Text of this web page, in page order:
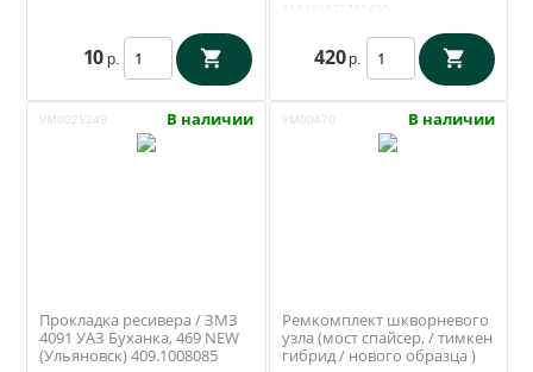
10 р. 420 р.
УМ0025249 В наличии
Прокладка ресивера / ЗМЗ
4091 УАЗ Буханка, 469 NEW
(Ульяновск) 409.1008085
УМ00470 В наличии
Ремкомплект шкворневого
узла (мост спайсер, / тимкен
гибрид / нового образца )